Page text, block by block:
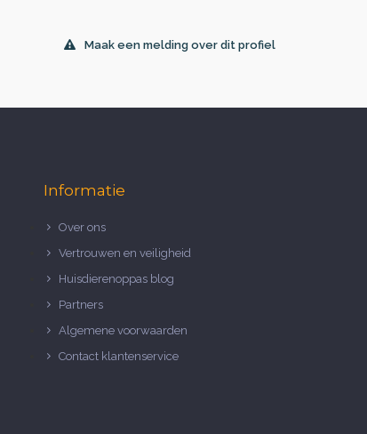
Maak een melding over dit profiel
Informatie
Over ons
Vertrouwen en veiligheid
Huisdierenoppas blog
Partners
Algemene voorwaarden
Contact klantenservice